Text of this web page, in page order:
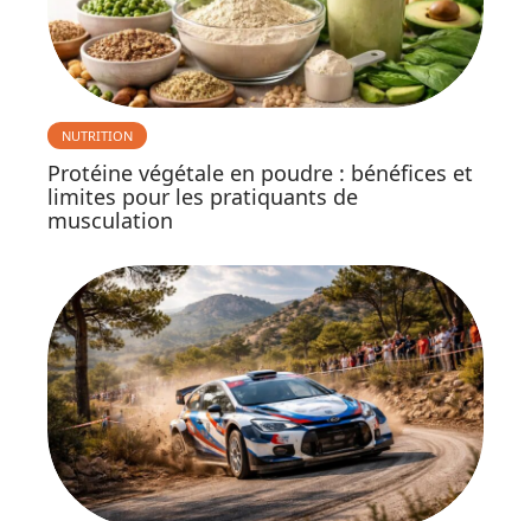
NUTRITION
Protéine végétale en poudre : bénéfices et
limites pour les pratiquants de
musculation